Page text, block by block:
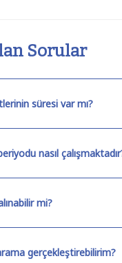
Sorular
süresi var mı?
nasıl
mi?
gerçekleştirebilirim?